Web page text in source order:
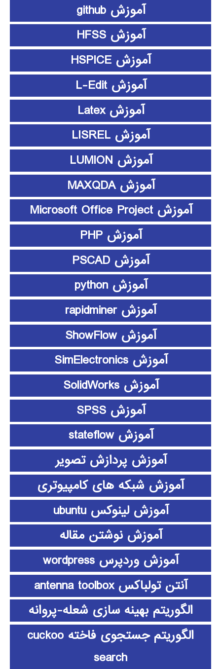
آموزش github
آموزش HFSS
آموزش HSPICE
آموزش L-Edit
آموزش Latex
آموزش LISREL
آموزش LUMION
آموزش MAXQDA
آموزش Microsoft Office Project
آموزش PHP
آموزش PSCAD
آموزش python
آموزش rapidminer
آموزش ShowFlow
آموزش SimElectronics
آموزش SolidWorks
آموزش SPSS
آموزش stateflow
آموزش پردازش تصویر
آموزش شبکه های کامپیوتری
آموزش لینوکس ubuntu
آموزش نوشتن مقاله
آموزش وردپرس wordpress
آنتن تولباکس antenna toolbox
الگوریتم بهینه سازی شعله-پروانه
الگوریتم جستجوی فاخته cuckoo
search